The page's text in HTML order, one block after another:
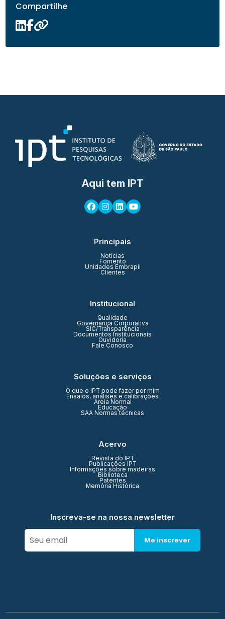
Compartilhe
Aqui tem IPT
Principais
Notícias
Fomento
Unidades Embrapii
Clientes
Institucional
Qualidade
Governança Corporativa
SIC/Transparência
Documentos Institucionais
Ouvidoria
Fale Conosco
Soluções e serviços
O que o IPT pode fazer por mim
Ensaios, análises e calibrações
Areia Normal
Educação
SAA Normas técnicas
Acervo
Revista do IPT
Publicações IPT
Informações sobre madeiras
Biblioteca
Patentes
Memória Histórica
Inscreva-se na nossa newsletter
Me inscrever